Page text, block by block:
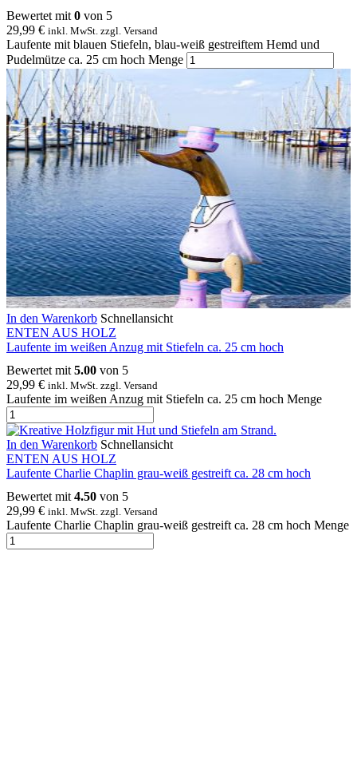
Bewertet mit 0 von 5
29,99 € inkl. MwSt. zzgl. Versand
Laufente mit blauen Stiefeln, blau-weiß gestreiftem Hemd und
Pudelmütze ca. 25 cm hoch Menge
In den Warenkorb Schnellansicht
ENTEN AUS HOLZ
Laufente im weißen Anzug mit Stiefeln ca. 25 cm hoch
Bewertet mit 5.00 von 5
29,99 € inkl. MwSt. zzgl. Versand
Laufente im weißen Anzug mit Stiefeln ca. 25 cm hoch Menge
In den Warenkorb Schnellansicht
ENTEN AUS HOLZ
Laufente Charlie Chaplin grau-weiß gestreift ca. 28 cm hoch
Bewertet mit 4.50 von 5
29,99 € inkl. MwSt. zzgl. Versand
Laufente Charlie Chaplin grau-weiß gestreift ca. 28 cm hoch Menge